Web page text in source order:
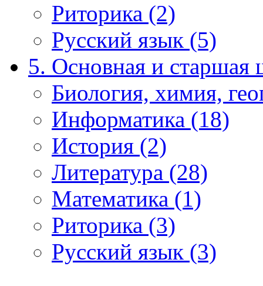
Риторика (2)
Русский язык (5)
5. Основная и старшая
Биология, химия,
Информатика (18)
История (2)
Литература (28)
Математика (1)
Риторика (3)
Русский язык (3)